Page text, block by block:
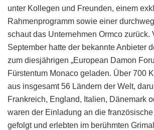
unter Kollegen und Freunden, einem
Rahmenprogramm sowie einer
schaut das Unternehmen Ormco zurück.
September hatte der bekannte Anbieter
zum diesjährigen „European Damon
Fürstentum Monaco geladen. Über 700
aus insgesamt 56 Ländern der Welt,
Frankreich, England, Italien, Dänemark
waren der Einladung an die
gefolgt und erlebten im berühmten